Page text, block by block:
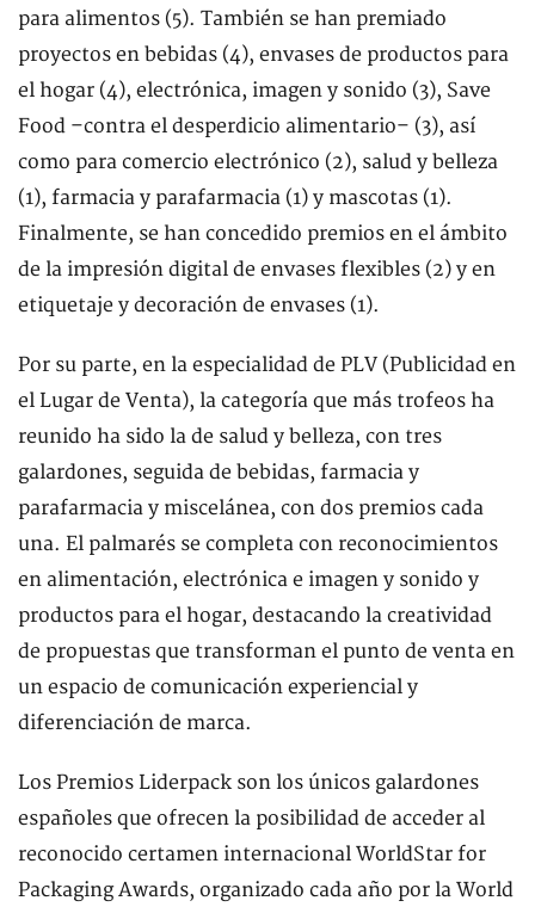
para alimentos (5). También se han premiado
proyectos en bebidas (4), envases de productos para
el hogar (4), electrónica, imagen y sonido (3), Save
Food –contra el desperdicio alimentario– (3), así
como para comercio electrónico (2), salud y belleza
(1), farmacia y parafarmacia (1) y mascotas (1).
Finalmente, se han concedido premios en el ámbito
de la impresión digital de envases flexibles (2) y en
etiquetaje y decoración de envases (1).
Por su parte, en la especialidad de PLV (Publicidad en
el Lugar de Venta), la categoría que más trofeos ha
reunido ha sido la de salud y belleza, con tres
galardones, seguida de bebidas, farmacia y
parafarmacia y miscelánea, con dos premios cada
una. El palmarés se completa con reconocimientos
en alimentación, electrónica e imagen y sonido y
productos para el hogar, destacando la creatividad
de propuestas que transforman el punto de venta en
un espacio de comunicación experiencial y
diferenciación de marca.
Los Premios Liderpack son los únicos galardones
españoles que ofrecen la posibilidad de acceder al
reconocido certamen internacional WorldStar for
Packaging Awards, organizado cada año por la World